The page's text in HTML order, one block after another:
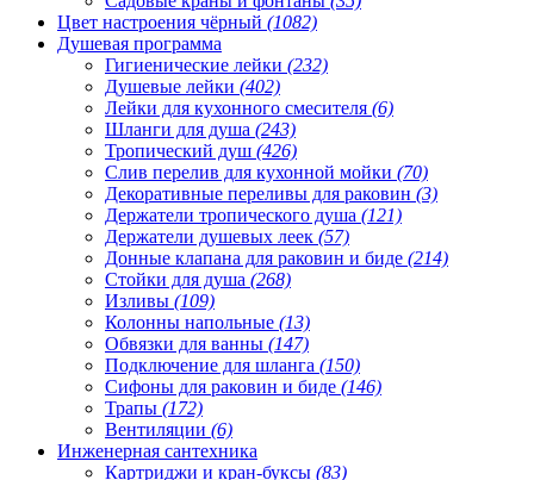
Цвет настроения чёрный (1082)
Душевая программа
Гигиенические лейки (232)
Душевые лейки (402)
Лейки для кухонного смесителя (6)
Шланги для душа (243)
Тропический душ (426)
Слив перелив для кухонной мойки (70)
Декоративные переливы для раковин (3)
Держатели тропического душа (121)
Держатели душевых леек (57)
Донные клапана для раковин и биде (214)
Стойки для душа (268)
Изливы (109)
Колонны напольные (13)
Обвязки для ванны (147)
Подключение для шланга (150)
Сифоны для раковин и биде (146)
Трапы (172)
Вентиляции (6)
Инженерная сантехника
Картриджи и кран-буксы (83)